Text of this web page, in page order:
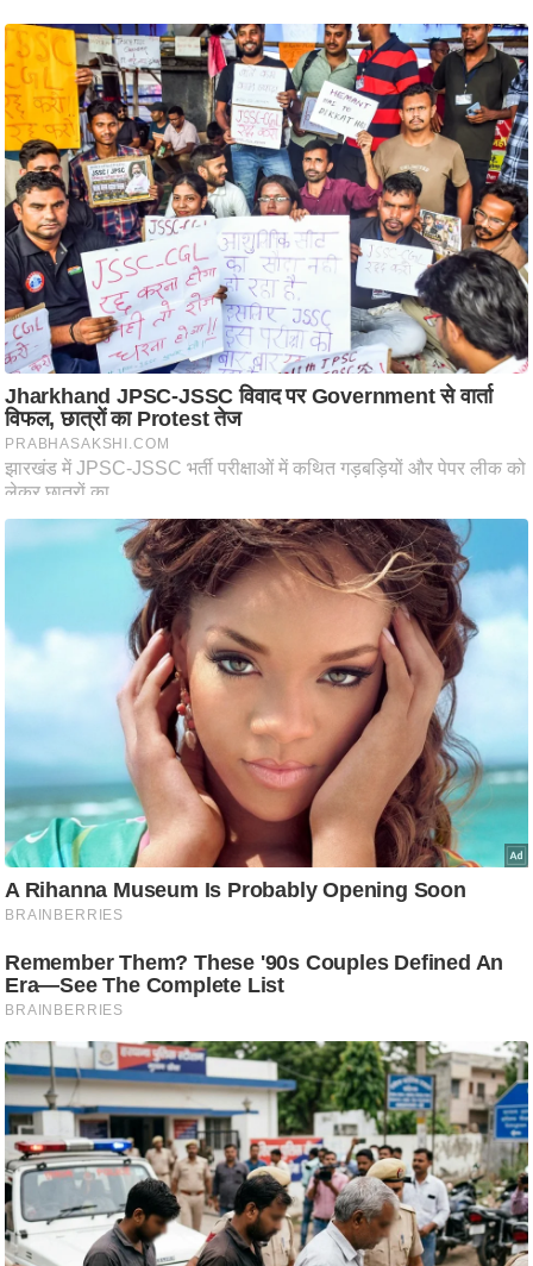
रे
लू
नु
स्खे
प
र्य
ट
न
स्थ
ल
फि
ने
स
मं
रि
न
ज
नी
ति
वि
श्ले
ष
ण
स
सा
म
यि
क
मा
तृ
भू